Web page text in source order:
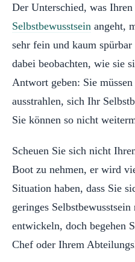
Der Unterschied, was
Selbstbewusstsein angeht,
sehr fein und kaum
dabei beobachten, wie sie
Antwort geben: Sie müssen
ausstrahlen, sich Ihr
Sie können so nicht
Scheuen Sie sich nicht
Boot zu nehmen, er wird
Situation haben, dass Sie
geringes
entwickeln, doch begehen
Chef oder Ihrem